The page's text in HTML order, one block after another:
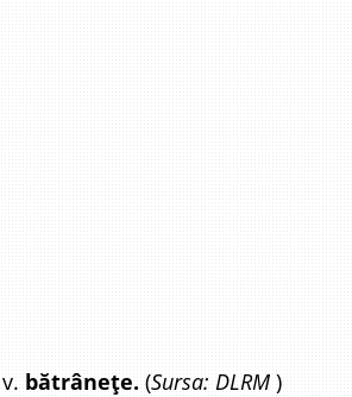
bătrânețe. (Sursa: DLRM )